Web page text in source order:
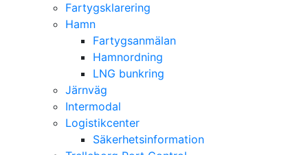
Fartygsklarering
Hamn
Fartygsanmälan
Hamnordning
LNG bunkring
Järnväg
Intermodal
Logistikcenter
Säkerhetsinformation